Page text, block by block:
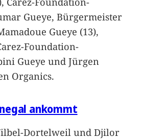
Gueye, Bürgermeister
Gueye (13),
Foundation-
Gueye und Jürgen
Organics.
ankommt
Dortelweil und Djilor